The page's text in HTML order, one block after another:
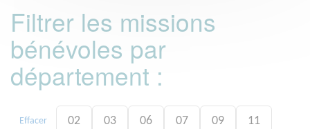
Filtrer les missions
bénévoles par
département :
Effacer 02 03 06 07 09 11